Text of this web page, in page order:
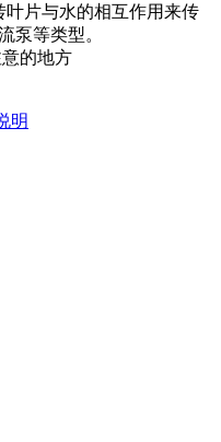
片与水的相互作用来传
泵等类型。
的地方
明